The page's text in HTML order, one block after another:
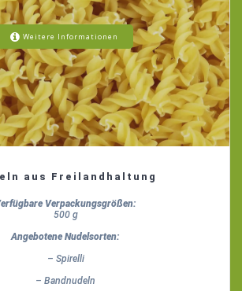
Weitere Informationen
aus Freilandhaltung
Verpackungsgrößen:
500 g
Angebotene Nudelsorten:
– Spirelli
– Bandnudeln